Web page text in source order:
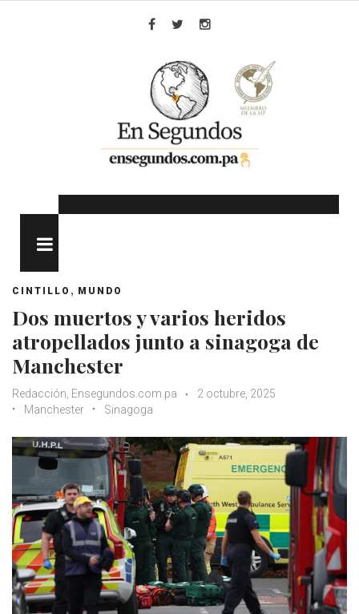
CINTILLO , MUNDO
Dos muertos y varios heridos
atropellados junto a sinagoga de
Manchester
Redacción, Ensegundos.com.pa
2 octubre, 2025
Manchester
Sinagoga